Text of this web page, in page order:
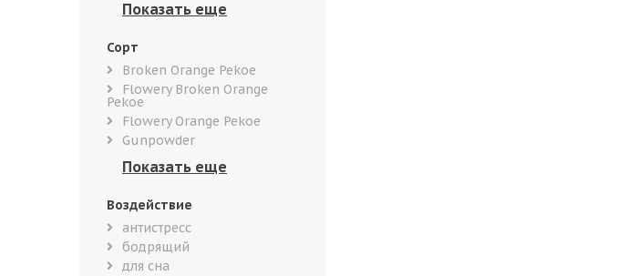
Сорт
Broken Orange Pekoe
Flowery Broken Orange
Pekoe
Flowery Orange Pekoe
Gunpowder
Воздействие
антистресс
бодрящий
для сна